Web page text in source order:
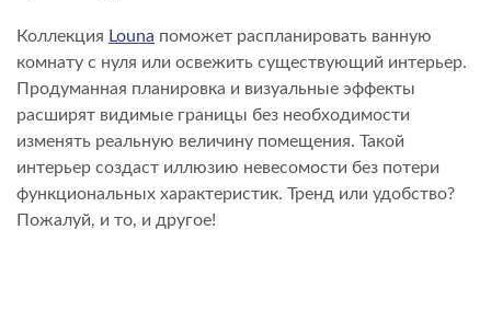
Коллекция Louna поможет распланировать ванную
комнату с нуля или освежить существующий интерьер.
Продуманная планировка и визуальные эффекты
расширят видимые границы без необходимости
изменять реальную величину помещения. Такой
интерьер создаст иллюзию невесомости без потери
функциональных характеристик. Тренд или удобство?
Пожалуй, и то, и другое!